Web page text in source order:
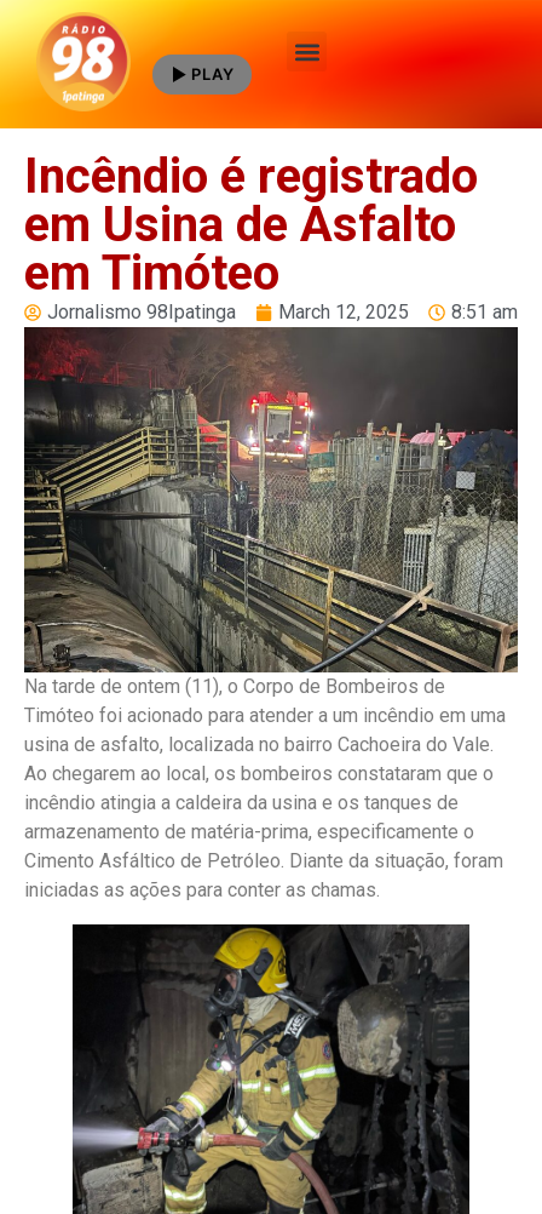
PLAY
Incêndio é registrado
em Usina de Asfalto
em Timóteo
Jornalismo 98Ipatinga March 12, 2025 8:51 am
Na tarde de ontem (11), o Corpo de Bombeiros de
Timóteo foi acionado para atender a um incêndio em uma
usina de asfalto, localizada no bairro Cachoeira do Vale.
Ao chegarem ao local, os bombeiros constataram que o
incêndio atingia a caldeira da usina e os tanques de
armazenamento de matéria-prima, especificamente o
Cimento Asfáltico de Petróleo. Diante da situação, foram
iniciadas as ações para conter as chamas.